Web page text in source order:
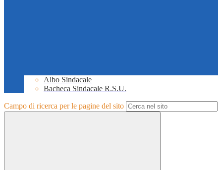
Albo Sindacale
Bacheca Sindacale R.S.U.
Campo di ricerca per le pagine del sito